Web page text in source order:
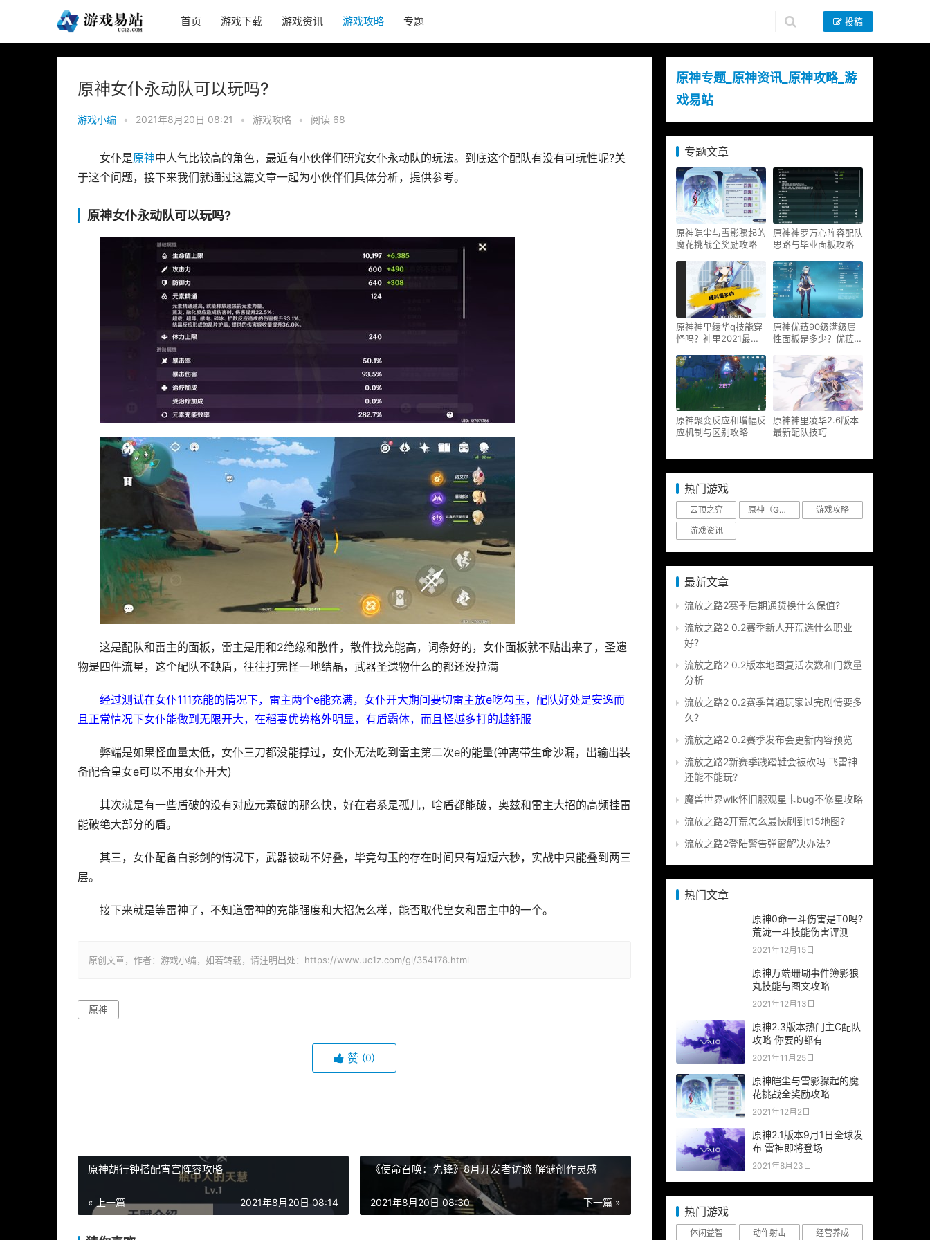
首页 游戏下载 游戏资讯 游戏攻略 专题 投稿
原神女仆永动队可以玩吗?
游戏小编 • 2021年8月20日 08:21 • 游戏攻略 • 阅读 68
女仆是原神中人气比较高的角色，最近有小伙伴们研究女仆永动队的玩法。到底这个配队有没有可玩性呢?关
于这个问题，接下来我们就通过这篇文章一起为小伙伴们具体分析，提供参考。
原神女仆永动队可以玩吗?
这是配队和雷主的面板，雷主是用和2绝缘和散件，散件找充能高，词条好的，女仆面板就不贴出来了，圣遗
物是四件流星，这个配队不缺盾，往往打完怪一地结晶，武器圣遗物什么的都还没拉满
经过测试在女仆111充能的情况下，雷主两个e能充满，女仆开大期间要切雷主放e吃勾玉，配队好处是安逸而
且正常情况下女仆能做到无限开大，在稻妻优势格外明显，有盾霸体，而且怪越多打的越舒服
弊端是如果怪血量太低，女仆三刀都没能撑过，女仆无法吃到雷主第二次e的能量(钟离带生命沙漏，出输出装
备配合皇女e可以不用女仆开大)
其次就是有一些盾破的没有对应元素破的那么快，好在岩系是孤儿，啥盾都能破，奥兹和雷主大招的高频挂雷
能破绝大部分的盾。
其三，女仆配备白影剑的情况下，武器被动不好叠，毕竟勾玉的存在时间只有短短六秒，实战中只能叠到两三
层。
接下来就是等雷神了，不知道雷神的充能强度和大招怎么样，能否取代皇女和雷主中的一个。
原创文章，作者：游戏小编，如若转载，请注明出处：https://www.uc1z.com/gl/354178.html
原神
赞 (0)
原神胡行钟搭配宵宫阵容攻略
« 上一篇 2021年8月20日 08:14
《使命召唤：先锋》8月开发者访谈 解谜创作灵感
下一篇 »
2021年8月20日 08:30
原神专题_原神资讯_原神攻略_游
戏易站
专题文章
原神皑尘与雪影骤起的
魔花挑战全奖励攻略
原神神罗万心阵容配队
思路与毕业面板攻略
原神神里绫华q技能穿
怪吗？神里2021最新
原神优菈90级满级属
性面板是多少？优菈大
原神聚变反应和增幅反
应机制与区别攻略
原神神里凌华2.6版本
最新配队技巧
热门游戏
云顶之弈 原神（Genshin Impact）
游戏攻略
游戏资讯
最新文章
流放之路2赛季后期通货换什么保值?
流放之路2 0.2赛季新人开荒选什么职业
好?
流放之路2 0.2版本地图复活次数和门数量
分析
流放之路2 0.2赛季普通玩家过完剧情要多
久?
流放之路2 0.2赛季发布会更新内容预览
流放之路2新赛季践踏鞋会被砍吗 飞雷神
还能不能玩?
魔兽世界wlk怀旧服观星卡bug不修星攻略
流放之路2开荒怎么最快刷到t15地图?
流放之路2登陆警告弹窗解决办法?
热门文章
原神0命一斗伤害是T0吗?
荒泷一斗技能伤害评测
2021年12月15日
原神万端珊瑚事件簿影狼
丸技能与图文攻略
2021年12月13日
原神2.3版本热门主C配队
攻略 你要的都有
2021年11月25日
原神皑尘与雪影骤起的魔
花挑战全奖励攻略
2021年12月2日
原神2.1版本9月1日全球发
布 雷神即将登场
2021年8月23日
热门游戏
休闲益智 动作射击 经营养成